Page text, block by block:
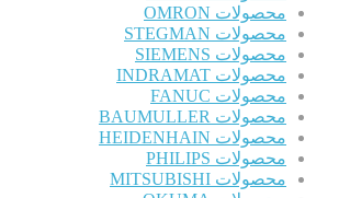
محصولات OMRON
محصولات STEGMAN
محصولات SIEMENS
محصولات INDRAMAT
محصولات FANUC
محصولات BAUMULLER
محصولات HEIDENHAIN
محصولات PHILIPS
محصولات MITSUBISHI